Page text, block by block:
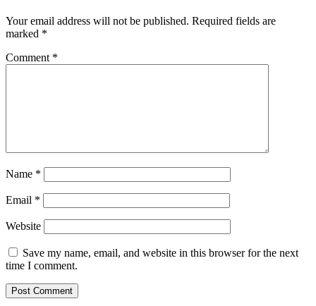
Your email address will not be published. Required fields are
marked *
Comment *
Name *
Email *
Website
Save my name, email, and website in this browser for the next
time I comment.